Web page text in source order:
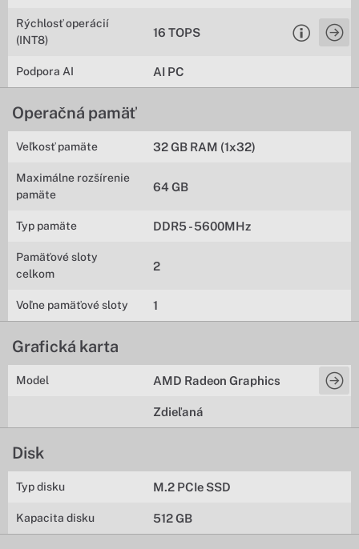
Rýchlosť operácií
(INT8)
16 TOPS
Podpora AI AI PC
Operačná pamäť
Veľkosť pamäte 32 GB RAM (1x32)
Maximálne rozšírenie
pamäte
64 GB
Typ pamäte DDR5 - 5600MHz
Pamäťové sloty
celkom
2
Voľne pamäťové sloty 1
Grafická karta
Model AMD Radeon Graphics
Zdieľaná
Disk
Typ disku M.2 PCIe SSD
Kapacita disku 512 GB